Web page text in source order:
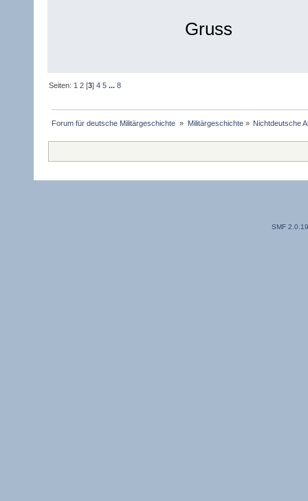
Gruss
Seiten: 1 2 [3]4 5 ...8
Forum für deutsche Militärgeschichte » Militärgeschichte» Nichtdeutsche
SMF 2.0.19